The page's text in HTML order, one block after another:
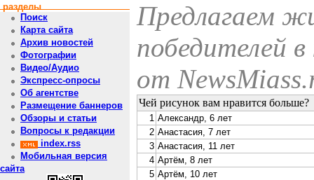
разделы
Поиск
Карта сайта
Архив новостей
Фотографии
Видео/Аудио
Экспресс-опросы
Об агентстве
Размещение баннеров
Обзоры и статьи
Вопросы к редакции
index.rss
Мобильная версия
сайта
Предлагаем
победителей в
от
Чей рисунок вам нравится больше?
1 Александр, 6 лет
2 Анастасия, 7 лет
3 Анастасия, 11 лет
4 Артём, 8 лет
5 Артём, 10 лет